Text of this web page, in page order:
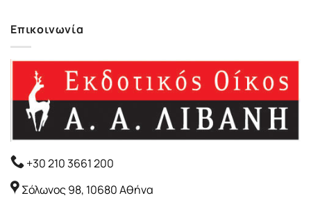
Επικοινωνία
+30 210 3661 200
Σόλωνος 98, 10680 Αθήνα